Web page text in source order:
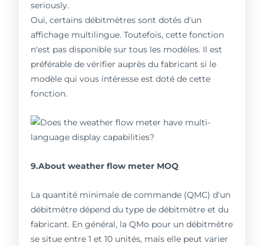
seriously.
Oui, certains débitmètres sont dotés d'un
affichage multilingue. Toutefois, cette fonction
n'est pas disponible sur tous les modèles. Il est
préférable de vérifier auprès du fabricant si le
modèle qui vous intéresse est doté de cette
fonction.
9.About weather flow meter MOQ
La quantité minimale de commande (QMC) d'un
débitmètre dépend du type de débitmètre et du
fabricant. En général, la QMo pour un débitmètre
se situe entre 1 et 10 unités, mais elle peut varier